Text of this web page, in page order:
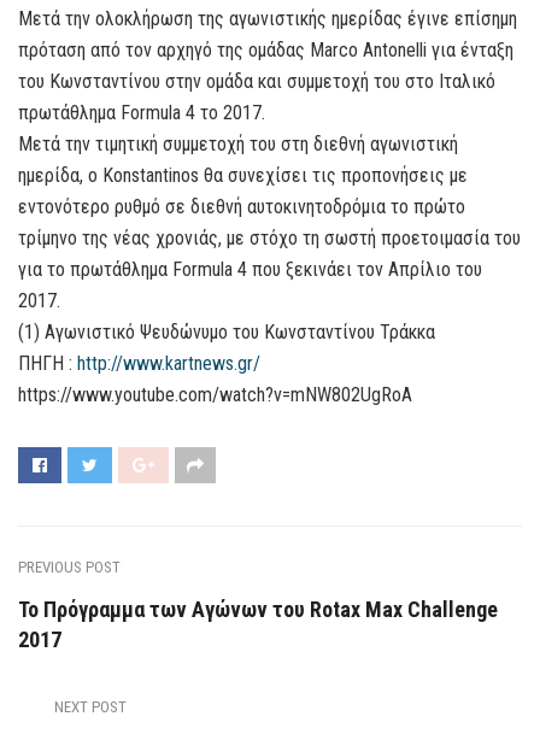
Μετά την ολοκλήρωση της αγωνιστικής ημερίδας έγινε επίσημη
πρόταση από τον αρχηγό της ομάδας Marco Antonelli για ένταξη
του Κωνσταντίνου στην ομάδα και συμμετοχή του στο Ιταλικό
πρωτάθλημα Formula 4 το 2017.
Μετά την τιμητική συμμετοχή του στη διεθνή αγωνιστική
ημερίδα, ο Konstantinos θα συνεχίσει τις προπονήσεις με
εντονότερο ρυθμό σε διεθνή αυτοκινητοδρόμια το πρώτο
τρίμηνο της νέας χρονιάς, με στόχο τη σωστή προετοιμασία του
για το πρωτάθλημα Formula 4 που ξεκινάει τον Απρίλιο του
2017.
(1) Αγωνιστικό Ψευδώνυμο του Κωνσταντίνου Τράκκα
ΠΗΓΗ : http://www.kartnews.gr/
https://www.youtube.com/watch?v=mNW802UgRoA
PREVIOUS POST
Το Πρόγραμμα των Aγώνων του Rotax Max Challenge
2017
NEXT POST